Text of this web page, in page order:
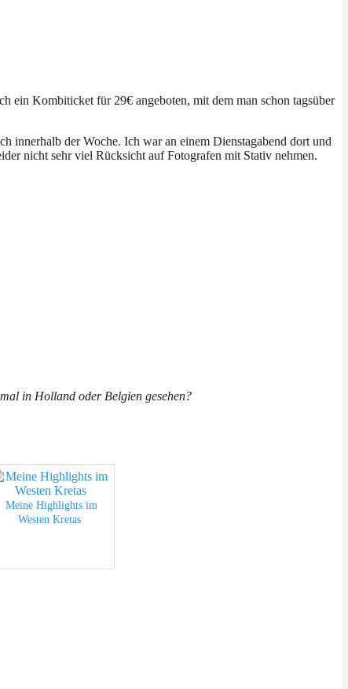
ein Kombiticket für 29€ angeboten, mit dem man schon tagsüber
innerhalb der Woche. Ich war an einem Dienstagabend dort und
nicht sehr viel Rücksicht auf Fotografen mit Stativ nehmen.
in Holland oder Belgien gesehen?
Meine Highlights im
Westen Kretas